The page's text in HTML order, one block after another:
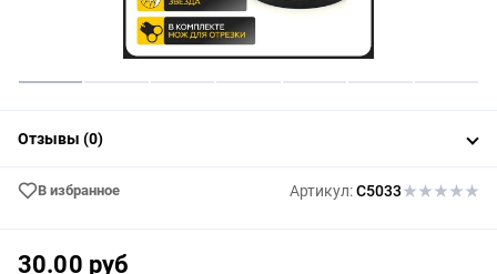
Отзывы (0)
В избранное Артикул:C5033
30.00 руб